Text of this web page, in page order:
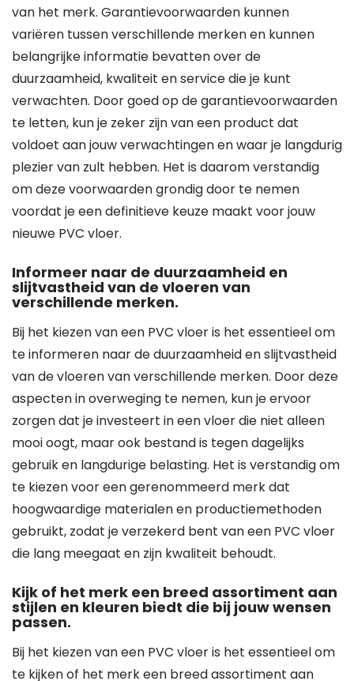
van het merk. Garantievoorwaarden kunnen
variëren tussen verschillende merken en kunnen
belangrijke informatie bevatten over de
duurzaamheid, kwaliteit en service die je kunt
verwachten. Door goed op de garantievoorwaarden
te letten, kun je zeker zijn van een product dat
voldoet aan jouw verwachtingen en waar je langdurig
plezier van zult hebben. Het is daarom verstandig
om deze voorwaarden grondig door te nemen
voordat je een definitieve keuze maakt voor jouw
nieuwe PVC vloer.
Informeer naar de duurzaamheid en
slijtvastheid van de vloeren van
verschillende merken.
Bij het kiezen van een PVC vloer is het essentieel om
te informeren naar de duurzaamheid en slijtvastheid
van de vloeren van verschillende merken. Door deze
aspecten in overweging te nemen, kun je ervoor
zorgen dat je investeert in een vloer die niet alleen
mooi oogt, maar ook bestand is tegen dagelijks
gebruik en langdurige belasting. Het is verstandig om
te kiezen voor een gerenommeerd merk dat
hoogwaardige materialen en productiemethoden
gebruikt, zodat je verzekerd bent van een PVC vloer
die lang meegaat en zijn kwaliteit behoudt.
Kijk of het merk een breed assortiment aan
stijlen en kleuren biedt die bij jouw wensen
passen.
Bij het kiezen van een PVC vloer is het essentieel om
te kijken of het merk een breed assortiment aan